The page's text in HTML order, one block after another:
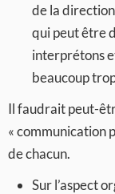
de la
qui peut être
interprétons
beaucoup
Il faudrait peut-
« communication
de chacun.
Sur l’aspect